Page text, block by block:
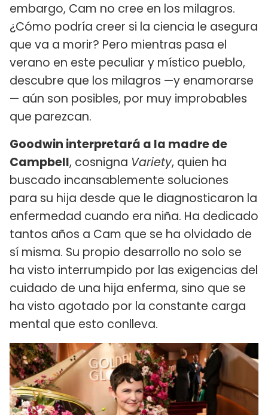
embargo, Cam no cree en los milagros.
¿Cómo podría creer si la ciencia le asegura
que va a morir? Pero mientras pasa el
verano en este peculiar y místico pueblo,
descubre que los milagros —y enamorarse
— aún son posibles, por muy improbables
que parezcan.
Goodwin interpretará a la madre de
Campbell, cosnigna Variety, quien ha
buscado incansablemente soluciones
para su hija desde que le diagnosticaron la
enfermedad cuando era niña. Ha dedicado
tantos años a Cam que se ha olvidado de
sí misma. Su propio desarrollo no solo se
ha visto interrumpido por las exigencias del
cuidado de una hija enferma, sino que se
ha visto agotado por la constante carga
mental que esto conlleva.